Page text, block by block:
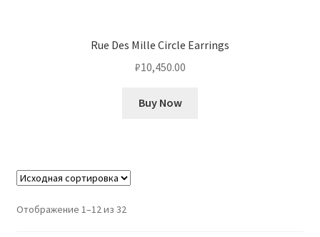
Rue Des Mille Circle Earrings
₽10,450.00
Buy Now
Отображение 1–12 из 32